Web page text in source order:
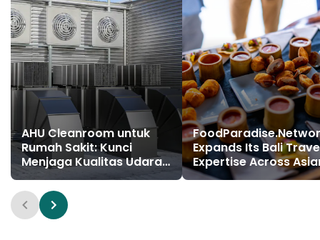
AHU Cleanroom untuk
Rumah Sakit: Kunci
Menjaga Kualitas Udara
di Ruang Operasi dan
Area Steril
Expands Its Bali
Expertise Across
Destinations